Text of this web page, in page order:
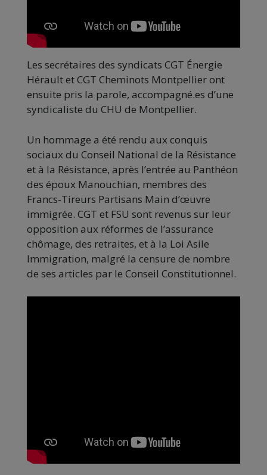
Les secrétaires des syndicats CGT Énergie
Hérault et CGT Cheminots Montpellier ont
ensuite pris la parole, accompagné.es d’une
syndicaliste du CHU de Montpellier.
Un hommage a été rendu aux conquis
sociaux du Conseil National de la Résistance
et à la Résistance, après l’entrée au Panthéon
des époux Manouchian, membres des
Francs-Tireurs Partisans Main d’œuvre
immigrée. CGT et FSU sont revenus sur leur
opposition aux réformes de l’assurance
chômage, des retraites, et à la Loi Asile
Immigration, malgré la censure de nombre
de ses articles par le Conseil Constitutionnel.